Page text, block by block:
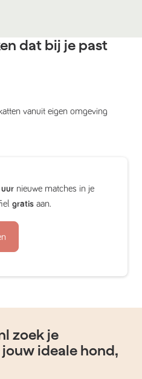
dat bij je past
vanuit eigen omgeving
nieuwe matches in je
gratis aan.
zoek je
ideale hond,